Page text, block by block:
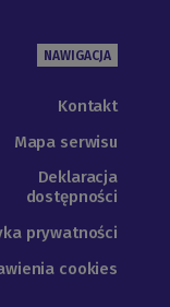
NAWIGACJA
Kontakt
Mapa serwisu
Deklaracja
dostępności
prywatności
cookies